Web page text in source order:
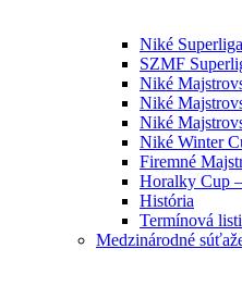
Niké Superliga
SZMF
Niké
Niké
Niké
Niké Winter
Firemné
Horalky Cup
História
Termínová
Medzinárodné